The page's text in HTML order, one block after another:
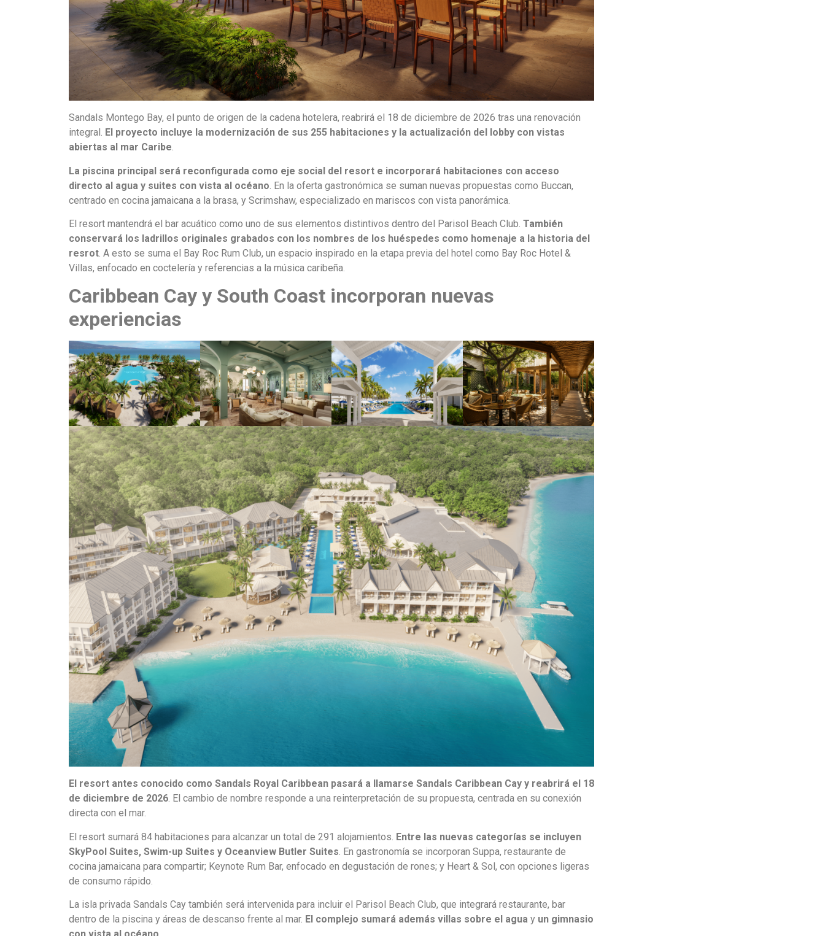
Sandals Montego Bay, el punto de origen de la cadena hotelera, reabrirá el 18 de diciembre de 2026 tras una renovación
integral. El proyecto incluye la modernización de sus 255 habitaciones y la actualización del lobby con vistas
abiertas al mar Caribe.
La piscina principal será reconfigurada como eje social del resort e incorporará habitaciones con acceso
directo al agua y suites con vista al océano . En la oferta gastronómica se suman nuevas propuestas como Buccan,
centrado en cocina jamaicana a la brasa, y Scrimshaw, especializado en mariscos con vista panorámica.
El resort mantendrá el bar acuático como uno de sus elementos distintivos dentro del Parisol Beach Club. También
conservará los ladrillos originales grabados con los nombres de los huéspedes como homenaje a la historia del
resrot. A esto se suma el Bay Roc Rum Club, un espacio inspirado en la etapa previa del hotel como Bay Roc Hotel &
Villas, enfocado en coctelería y referencias a la música caribeña.
Caribbean Cay y South Coast incorporan nuevas
experiencias
El resort antes conocido como Sandals Royal Caribbean pasará a llamarse Sandals Caribbean Cay y reabrirá el 18
de diciembre de 2026. El cambio de nombre responde a una reinterpretación de su propuesta, centrada en su conexión
directa con el mar.
El resort sumará 84 habitaciones para alcanzar un total de 291 alojamientos. Entre las nuevas categorías se incluyen
SkyPool Suites, Swim-up Suites y Oceanview Butler Suites . En gastronomía se incorporan Suppa, restaurante de
cocina jamaicana para compartir; Keynote Rum Bar, enfocado en degustación de rones; y Heart & Sol, con opciones ligeras
de consumo rápido.
La isla privada Sandals Cay también será intervenida para incluir el Parisol Beach Club, que integrará restaurante, bar
dentro de la piscina y áreas de descanso frente al mar. El complejo sumará además villas sobre el agua y un gimnasio